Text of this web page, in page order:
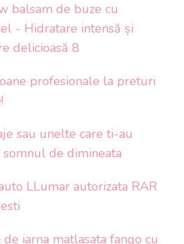
balsam de buze cu
- Hidratare intensă și
delicioasă 8
profesionale la preturi
sau unelte care ti-au
somnul de dimineata
LLumar autorizata RAR
de iarna matlasata fango cu